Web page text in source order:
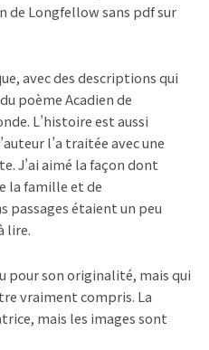
de Longfellow sans pdf sur
avec des descriptions qui
poème Acadien de
L’histoire est aussi
l’a traitée avec une
J’ai aimé la façon dont
la famille et de
passages étaient un peu
lire.
pour son originalité, mais qui
vraiment compris. La
mais les images sont